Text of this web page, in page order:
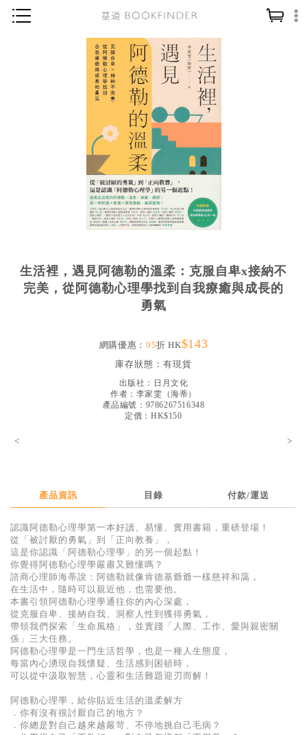
神學／教義
讀經／研經
教會歷史
靈修／禱告
信徒生活
教會事工
社會／倫理
哲學／宗教比較
文藝／勵志
暢銷榜
英文二手書
精選英文書
電子書
基道 Top 50
生活裡，遇見阿德勒的溫柔：克服自卑x接納不
完美，從阿德勒心理學找到自我療癒與成長的
勇氣
網購優惠： 95折 HK$143
庫存狀態： 有現貨
出版社： 日月文化
作者： 李家雯（海蒂）
產品編號：9786267516348
定價：HK$150
< >
產品資訊 目錄 付款/運送
認識阿德勒心理學第一本好讀、易懂、實用書籍，重磅登場！
從「被討厭的勇氣」到「正向教養」，
這是你認識「阿德勒心理學」的另一個起點！
你覺得阿德勒心理學嚴肅又難懂嗎？
諮商心理師海蒂說：阿德勒就像肯德基爺爺一樣慈祥和藹，
在生活中，隨時可以親近他，也需要他。
本書引領阿德勒心理學通往你的內心深處，
從克服自卑、接納自我、洞察人性到獲得勇氣，
帶領我們探索「生命風格」，並實踐「人際、工作、愛與親密關
係」三大任務。
阿德勒心理學是一門生活哲學，也是一種人生態度，
每當內心湧現自我懷疑、生活感到困頓時，
可以從中汲取智慧，心靈和生活難題迎刃而解！
阿德勒心理學，給你貼近生活的溫柔解方
．你有沒有很討厭自己的地方？
．你總是對自己越來越嚴苛、不停地挑自己毛病？